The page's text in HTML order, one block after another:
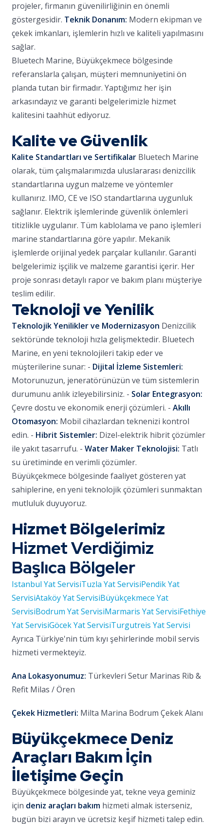
projeler, firmanın güvenilirliğinin en önemli
göstergesidir. Teknik Donanım: Modern ekipman ve
çekek imkanları, işlemlerin hızlı ve kaliteli yapılmasını
sağlar.
Bluetech Marine, Büyükçekmece bölgesinde
referanslarla çalışan, müşteri memnuniyetini ön
planda tutan bir firmadır. Yaptığımız her işin
arkasındayız ve garanti belgelerimizle hizmet
kalitesini taahhüt ediyoruz.
Kalite ve Güvenlik
Kalite Standartları ve Sertifikalar Bluetech Marine
olarak, tüm çalışmalarımızda uluslararası denizcilik
standartlarına uygun malzeme ve yöntemler
kullanırız. IMO, CE ve ISO standartlarına uygunluk
sağlanır. Elektrik işlemlerinde güvenlik önlemleri
titizlikle uygulanır. Tüm kablolama ve pano işlemleri
marine standartlarına göre yapılır. Mekanik
işlemlerde orijinal yedek parçalar kullanılır. Garanti
belgelerimiz işçilik ve malzeme garantisi içerir. Her
proje sonrası detaylı rapor ve bakım planı müşteriye
teslim edilir.
Teknoloji ve Yenilik
Teknolojik Yenilikler ve Modernizasyon Denizcilik
sektöründe teknoloji hızla gelişmektedir. Bluetech
Marine, en yeni teknolojileri takip eder ve
müşterilerine sunar: - Dijital İzleme Sistemleri:
Motorunuzun, jeneratörünüzün ve tüm sistemlerin
durumunu anlık izleyebilirsiniz. - Solar Entegrasyon:
Çevre dostu ve ekonomik enerji çözümleri. - Akıllı
Otomasyon: Mobil cihazlardan teknenizi kontrol
edin. - Hibrit Sistemler: Dizel-elektrik hibrit çözümler
ile yakıt tasarrufu. - Water Maker Teknolojisi: Tatlı
su üretiminde en verimli çözümler.
Büyükçekmece bölgesinde faaliyet gösteren yat
sahiplerine, en yeni teknolojik çözümleri sunmaktan
mutluluk duyuyoruz.
Hizmet Bölgelerimiz
Hizmet Verdiğimiz
Başlıca Bölgeler
Istanbul Yat ServisiTuzla Yat ServisiPendik Yat
ServisiAtaköy Yat ServisiBüyükçekmece Yat
ServisiBodrum Yat ServisiMarmaris Yat ServisiFethiye
Yat ServisiGöcek Yat ServisiTurgutreis Yat Servisi
Ayrıca Türkiye'nin tüm kıyı şehirlerinde mobil servis
hizmeti vermekteyiz.
Ana Lokasyonumuz: Türkevleri Setur Marinas Rib &
Refit Milas / Ören
Çekek Hizmetleri: Milta Marina Bodrum Çekek Alanı
Büyükçekmece Deniz
Araçları Bakım İçin
İletişime Geçin
Büyükçekmece bölgesinde yat, tekne veya geminiz
için deniz araçları bakım hizmeti almak isterseniz,
bugün bizi arayın ve ücretsiz keşif hizmeti talep edin.